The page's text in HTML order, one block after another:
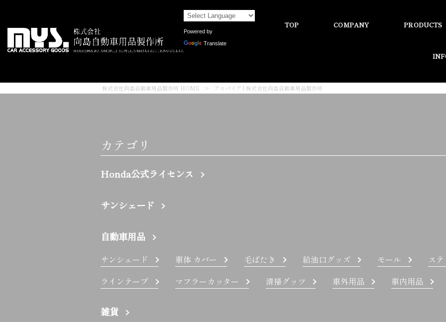
Powered by
Translate
TOP COMPANY PRODUCTS
株式会社向島自動車用品製作所 HOME > アスパイア | 株式会社向島自動車用品製作所
カテゴリ
Honda公式ライセンス
サンシェード
自動車用品
サンシェード 車体 カバー 毛ばたき 給油口グッズ モール
ス
ラインテープ
マフラーカッター 清掃グッツ 車外用品 車内用品
雑貨